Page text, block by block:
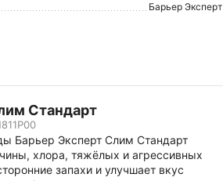
Барьер Эксперт
Стандарт
Барьер Эксперт Слим Стандарт
хлора, тяжёлых и агрессивных
запахи и улучшает вкус